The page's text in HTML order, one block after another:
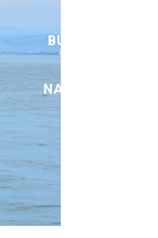
BUCHEN
NACHRICHT